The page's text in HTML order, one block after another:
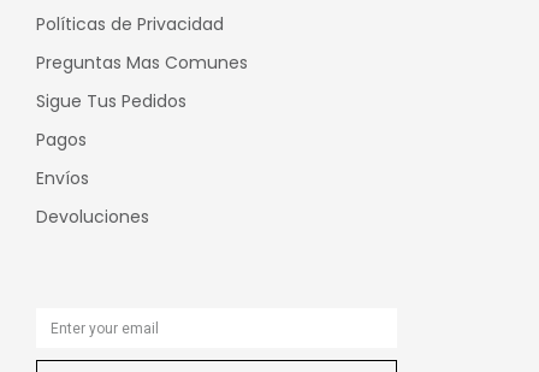
Políticas de Privacidad
Preguntas Mas Comunes
Sigue Tus Pedidos
Pagos
Envíos
Devoluciones